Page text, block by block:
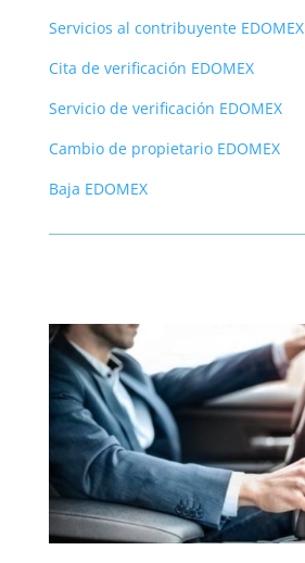
Servicios al contribuyente EDOMEX
Cita de verificación EDOMEX
Servicio de verificación EDOMEX
Cambio de propietario EDOMEX
Baja EDOMEX